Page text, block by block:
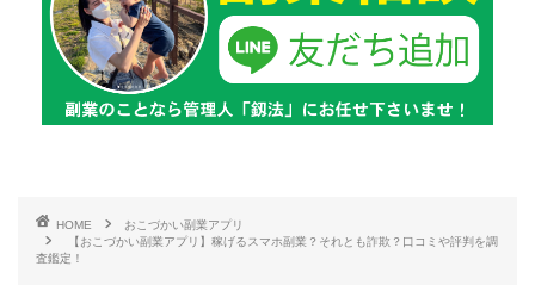
HOME
おこづかい副業アプリ
【おこづかい副業アプリ】稼げるスマホ副業？それとも詐欺？口コミや評判を調
査鑑定！